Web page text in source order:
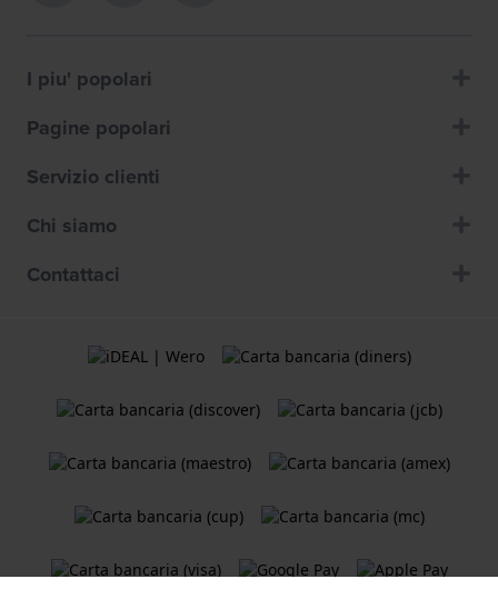
I piu' popolari
Pagine popolari
Servizio clienti
Chi siamo
Contattaci